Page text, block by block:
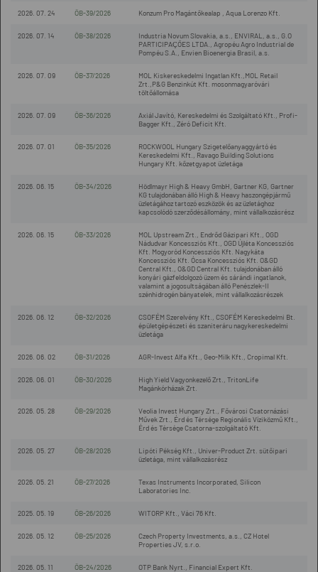
2026. 07. 24 ÖB-39/2026 Konzum Pro Magántőkealap , Aqua Lorenzo Kft.
2026. 07. 14 ÖB-38/2026
Industria Novum Slovakia, a.s., ENVIRAL, a.s., G.O
PARTICIPAÇÕES LTDA., Agropéu Agro Industrial de
Pompéu S.A., Envien Bioenergia Brasil, a.s.
2026. 07. 09 ÖB-37/2026
MOL Kiskereskedelmi Ingatlan Kft.,MOL Retail
Zrt.,P&G Benzinkút Kft. mosonmagyaróvári
töltőállomása
2026. 07. 09 ÖB-36/2026
Axiál Javító, Kereskedelmi és Szolgáltató Kft., Profi-
Bagger Kft., Zéró Deficit Kft.
2026. 07. 01 ÖB-35/2026
ROCKWOOL Hungary Szigetelőanyaggyártó és
Kereskedelmi Kft., Ravago Building Solutions
Hungary Kft. kőzetgyapot üzletága
2026. 06. 15 ÖB-34/2026
Hödlmayr High & Heavy GmbH, Gartner KG, Gartner
KG tulajdonában álló High & Heavy haszongépjármű
üzletágához tartozó eszközök és az üzletághoz
kapcsolódó szerződésállomány, mint vállalkozásrész
2026. 06. 15 ÖB-33/2026
MOL Upstream Zrt., Endrőd Gázipari Kft., OGD
Nádudvar Koncessziós Kft., OGD Újléta Koncessziós
Kft. Mogyoród Koncessziós Kft. Nagykáta
Koncessziós Kft. Ócsa Koncessziós Kft. O&GD
Central Kft., O&GD Central Kft. tulajdonában álló
konyári gázfeldolgozó üzem és sárándi ingatlanok,
valamint a jogosultságában álló Penészlek-II
szénhidrogén bányatelek, mint vállalkozásrészek
2026. 06. 12 ÖB-32/2026
CSOFÉM Szerelvény Kft., CSOFÉM Kereskedelmi Bt.
épületgépészeti és szaniteráru nagykereskedelmi
üzletága
2026. 06. 02 ÖB-31/2026 AGR-Invest Alfa Kft., Geo-Milk Kft., Cropimal Kft.
2026. 06. 01 ÖB-30/2026
High Yield Vagyonkezelő Zrt., TritonLife
Magánkórházak Zrt.
2026. 05. 28 ÖB-29/2026
Veolia Invest Hungary Zrt., Fővárosi Csatornázási
Művek Zrt., Érd és Térsége Regionális Víziközmű Kft.,
Érd és Térsége Csatorna-szolgáltató Kft.
2026. 05. 27 ÖB-28/2026
Lipóti Pékség Kft., Univer-Product Zrt. sütőipari
üzletága, mint vállalkozásrész
2026. 05. 21 ÖB-27/2026
Texas Instruments Incorporated, Silicon
Laboratories Inc.
2025. 05. 19 ÖB-26/2026 WITORP Kft., Váci 76 Kft.
2026. 05. 12 ÖB-25/2026
Czech Property Investments, a.s., CZ Hotel
Properties JV, s.r.o.
2026. 05. 11 ÖB-24/2026 OTP Bank Nyrt., Financial Expert Kft.